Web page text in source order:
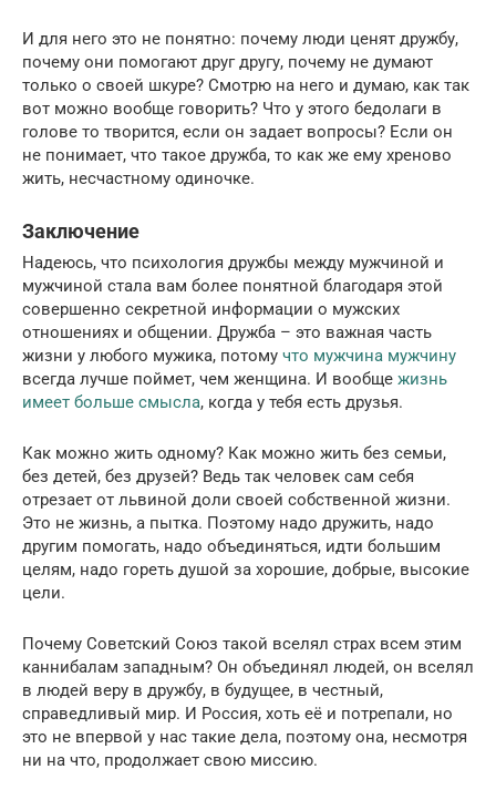
И для него это не понятно: почему люди ценят дружбу,
почему они помогают друг другу, почему не думают
только о своей шкуре? Смотрю на него и думаю, как так
вот можно вообще говорить? Что у этого бедолаги в
голове то творится, если он задает вопросы? Если он
не понимает, что такое дружба, то как же ему хреново
жить, несчастному одиночке.
Заключение
Надеюсь, что психология дружбы между мужчиной и
мужчиной стала вам более понятной благодаря этой
совершенно секретной информации о мужских
отношениях и общении. Дружба – это важная часть
жизни у любого мужика, потому что мужчина мужчину
всегда лучше поймет, чем женщина. И вообще жизнь
имеет больше смысла, когда у тебя есть друзья.
Как можно жить одному? Как можно жить без семьи,
без детей, без друзей? Ведь так человек сам себя
отрезает от львиной доли своей собственной жизни.
Это не жизнь, а пытка. Поэтому надо дружить, надо
другим помогать, надо объединяться, идти большим
целям, надо гореть душой за хорошие, добрые, высокие
цели.
Почему Советский Союз такой вселял страх всем этим
каннибалам западным? Он объединял людей, он вселял
в людей веру в дружбу, в будущее, в честный,
справедливый мир. И Россия, хоть её и потрепали, но
это не впервой у нас такие дела, поэтому она, несмотря
ни на что, продолжает свою миссию.